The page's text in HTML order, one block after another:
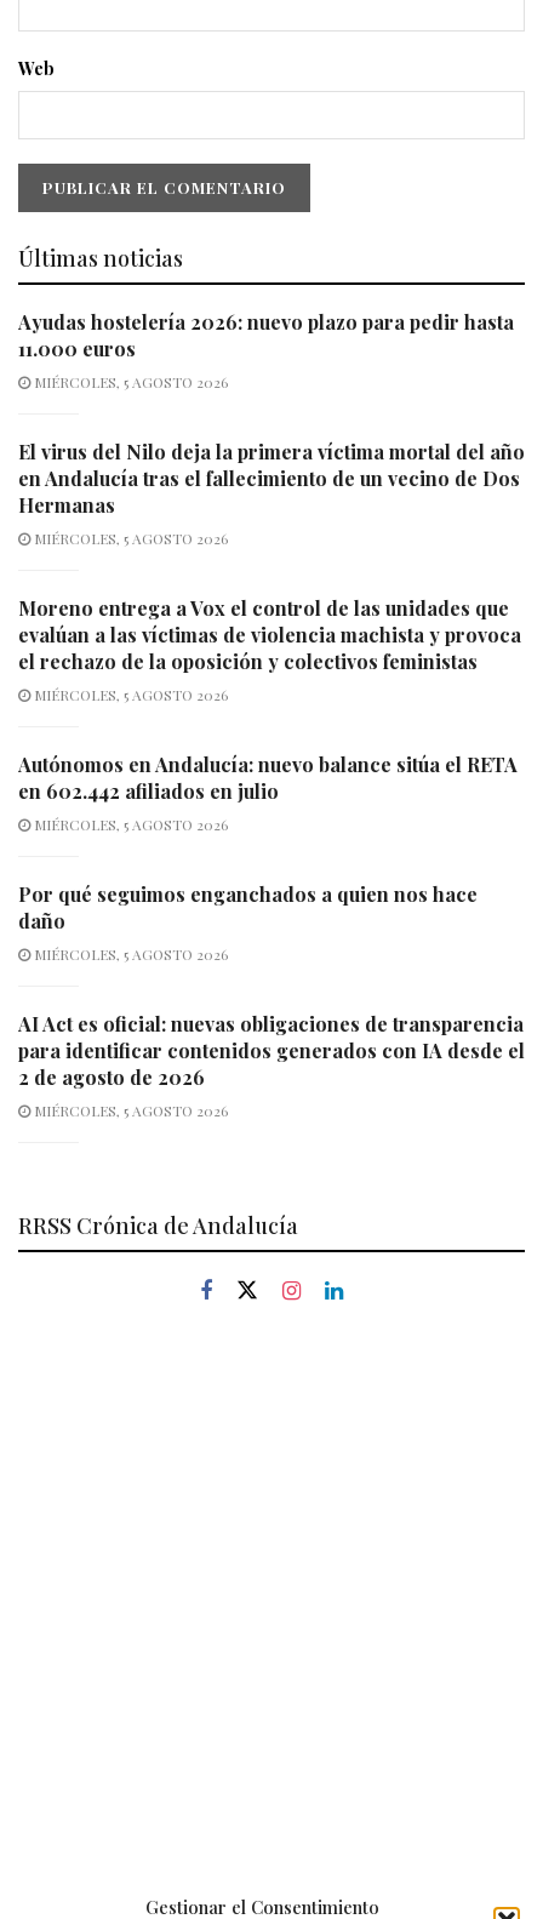
Gestionar el Consentimiento
Web
Últimas noticias
Ayudas hostelería 2026: nuevo plazo para pedir hasta
11.000 euros
MIÉRCOLES, 5 AGOSTO 2026
El virus del Nilo deja la primera víctima mortal del año
en Andalucía tras el fallecimiento de un vecino de Dos
Hermanas
MIÉRCOLES, 5 AGOSTO 2026
Moreno entrega a Vox el control de las unidades que
evalúan a las víctimas de violencia machista y provoca
el rechazo de la oposición y colectivos feministas
MIÉRCOLES, 5 AGOSTO 2026
Autónomos en Andalucía: nuevo balance sitúa el RETA
en 602.442 afiliados en julio
MIÉRCOLES, 5 AGOSTO 2026
Por qué seguimos enganchados a quien nos hace
daño
MIÉRCOLES, 5 AGOSTO 2026
AI Act es oficial: nuevas obligaciones de transparencia
para identificar contenidos generados con IA desde el
2 de agosto de 2026
MIÉRCOLES, 5 AGOSTO 2026
RRSS Crónica de Andalucía